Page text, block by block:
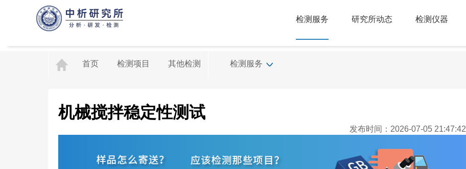
检测服务 研究所动态 检测仪器
首页 检测项目 其他检测 检测服务
机械搅拌稳定性测试
发布时间：2026-07-05 21:47:42